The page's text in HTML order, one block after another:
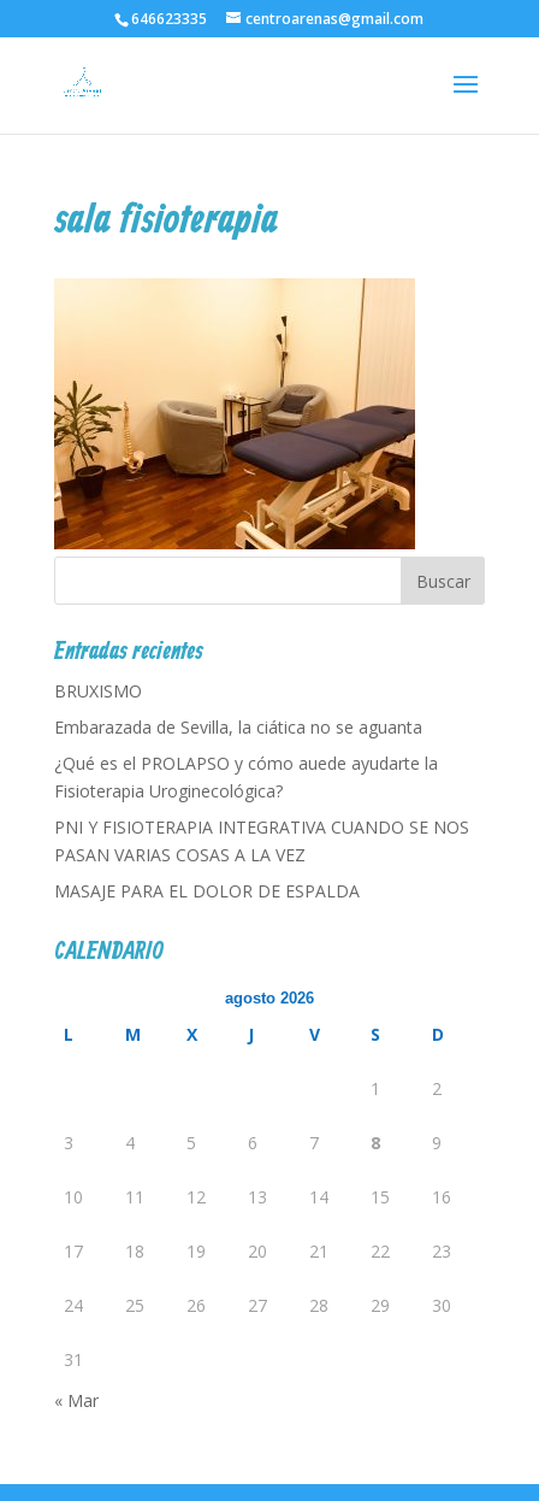
646623335 centroarenas@gmail.com
sala fisioterapia
Entradas recientes
BRUXISMO
Embarazada de Sevilla, la ciática no se aguanta
¿Qué es el PROLAPSO y cómo auede ayudarte la
Fisioterapia Uroginecológica?
PNI Y FISIOTERAPIA INTEGRATIVA CUANDO SE NOS
PASAN VARIAS COSAS A LA VEZ
MASAJE PARA EL DOLOR DE ESPALDA
CALENDARIO
agosto 2026
L M X J V S D
1 2
3 4 5 6 7 8 9
10 11 12 13 14 15 16
17 18 19 20 21 22 23
24 25 26 27 28 29 30
31
« Mar